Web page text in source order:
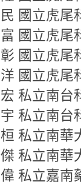
國立虎尾
國立虎尾
國立虎尾
國立虎尾
私立南台
私立南台
私立南華
私立南華
私立嘉南